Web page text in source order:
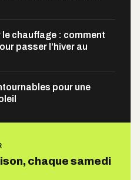
le chauffage : comment
passer l’hiver au
pour une
chaque samedi